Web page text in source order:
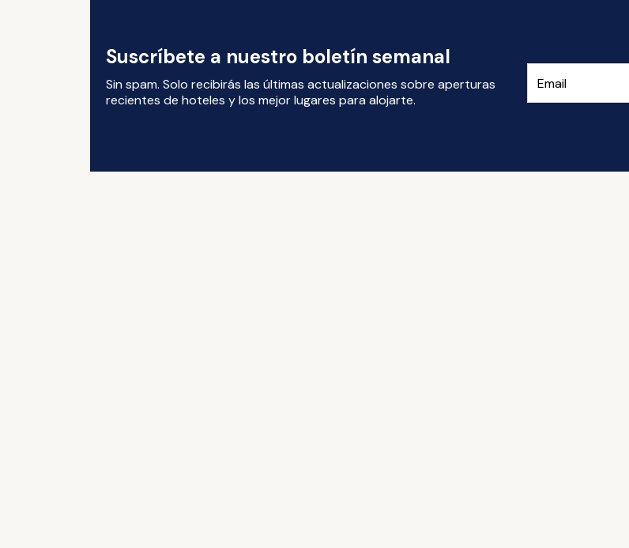
Suscríbete a nuestro boletín semanal
Sin spam. Solo recibirás las últimas actualizaciones sobre aperturas
recientes de hoteles y los mejor lugares para alojarte.